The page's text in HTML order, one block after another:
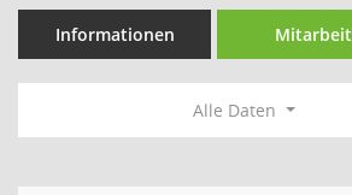
Informationen Mitarbeit
Alle Daten